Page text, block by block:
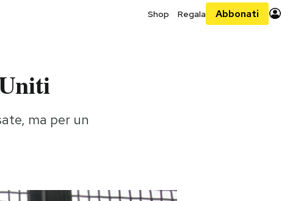
Shop Regala Abbonati
ma per un